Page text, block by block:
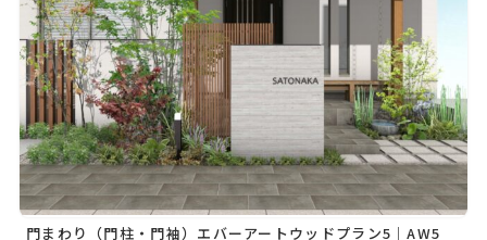
門まわり（門柱・門袖）エバーアートウッドプラン5｜AW5